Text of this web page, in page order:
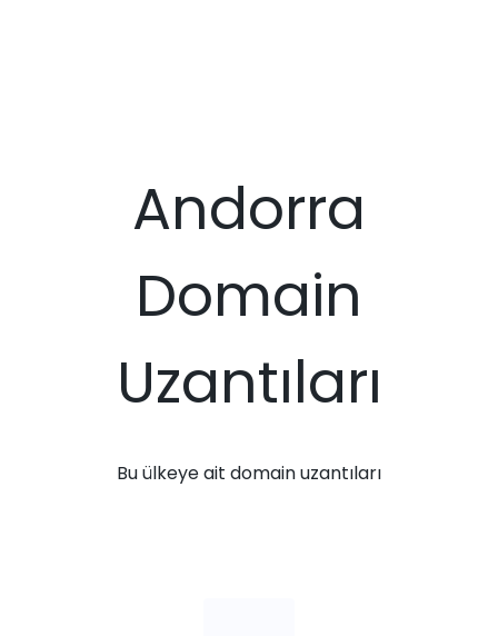
Andorra
Domain
Uzantıları
Bu ülkeye ait domain uzantıları